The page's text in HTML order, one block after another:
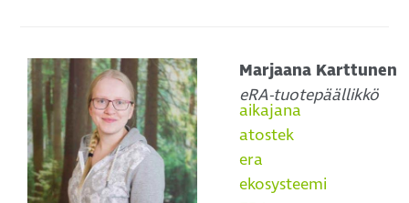
Marjaana Karttunen
eRA-tuotepäällikkö
aikajana
atostek
era
ekosysteemi